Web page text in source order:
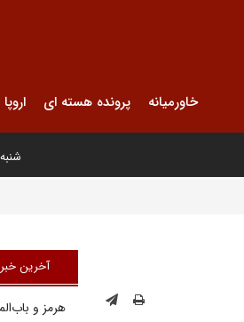
خاورمیانه پرونده هسته ای اروپا
شنبه ۱۷ مرداد ۱۴۰۵
آخرین
هرمز و